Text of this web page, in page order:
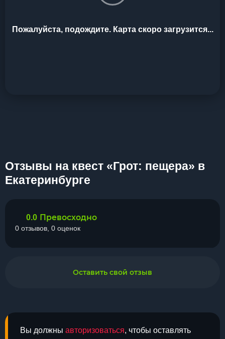
Пожалуйста, подождите. Карта скоро загрузится...
Отзывы на квест «Грот: пещера» в
Екатеринбурге
Вы должны авторизоваться, чтобы оставлять
0.0 Превосходно
0 отзывов, 0 оценок
Оставить свой отзыв